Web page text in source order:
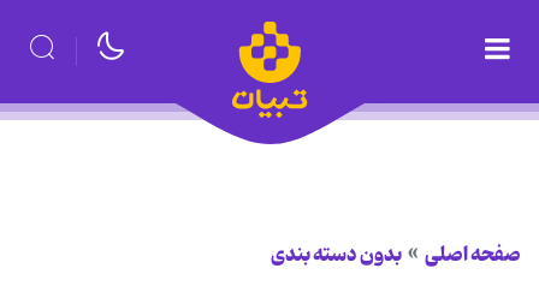
صفحه اصلی بدون دسته بندی